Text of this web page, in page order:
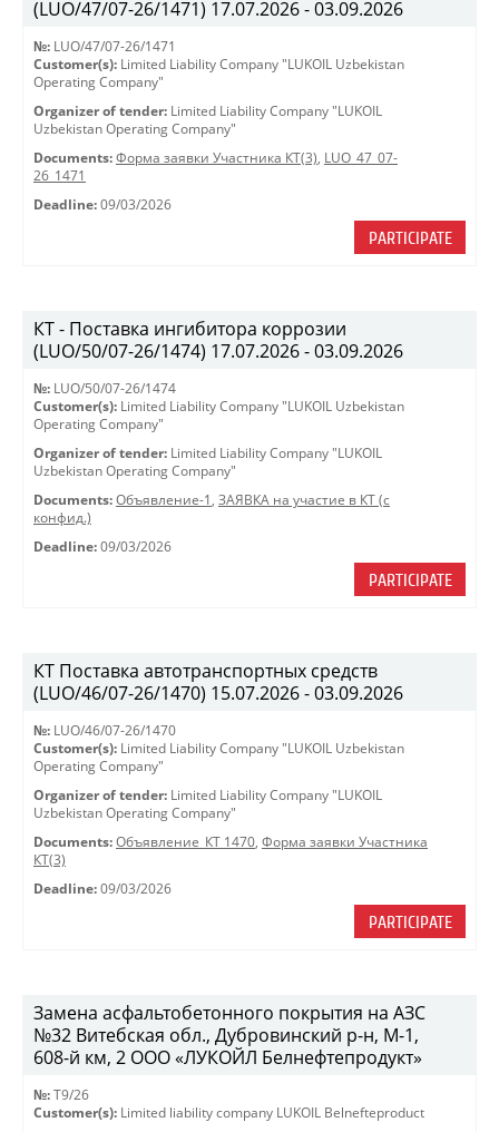
(LUO/47/07-26/1471) 17.07.2026 - 03.09.2026
№: LUO/47/07-26/1471
Customer(s): Limited Liability Company "LUKOIL Uzbekistan
Operating Company"
Organizer of tender: Limited Liability Company "LUKOIL
Uzbekistan Operating Company"
Documents: Форма заявки Участника КТ(3), LUO_47_07-
26_1471
Deadline: 09/03/2026
PARTICIPATE
КТ - Поставка ингибитора коррозии
(LUO/50/07-26/1474) 17.07.2026 - 03.09.2026
№: LUO/50/07-26/1474
Customer(s): Limited Liability Company "LUKOIL Uzbekistan
Operating Company"
Organizer of tender: Limited Liability Company "LUKOIL
Uzbekistan Operating Company"
Documents: Объявление-1 , ЗАЯВКА на участие в КТ (с
конфид.)
Deadline: 09/03/2026
PARTICIPATE
КТ Поставка автотранспортных средств
(LUO/46/07-26/1470) 15.07.2026 - 03.09.2026
№: LUO/46/07-26/1470
Customer(s): Limited Liability Company "LUKOIL Uzbekistan
Operating Company"
Organizer of tender: Limited Liability Company "LUKOIL
Uzbekistan Operating Company"
Documents: Объявление_КТ 1470, Форма заявки Участника
КТ(3)
Deadline: 09/03/2026
PARTICIPATE
Замена асфальтобетонного покрытия на АЗС
№32 Витебская обл., Дубровинский р-н, М-1,
608-й км, 2 ООО «ЛУКОЙЛ Белнефтепродукт»
№: T9/26
Customer(s): Limited liability company LUKOIL Belnefteproduct